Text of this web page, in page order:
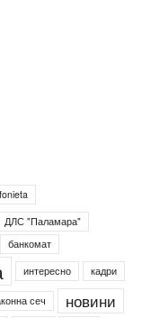
ДЛС "Паламара"
банкомат
интересно кадри
сеч новини